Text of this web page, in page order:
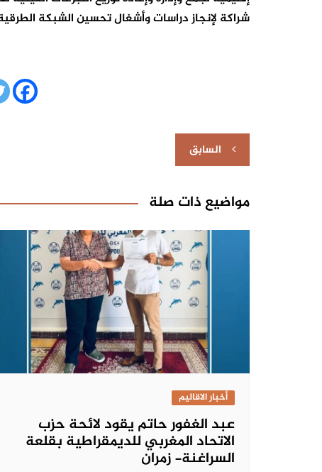
شراكة لإنجاز دراسات وأشغال تحسين الشبكة الطرقية على طول 200
تصفّح
المقالات
السابق
مواضيع ذات صلة
أخبار الاقاليم
عبد الغفور حاتم يقود لائحة حزب
الاتحاد المغربي للديمقراطية بقلعة
السراغنة- زمران